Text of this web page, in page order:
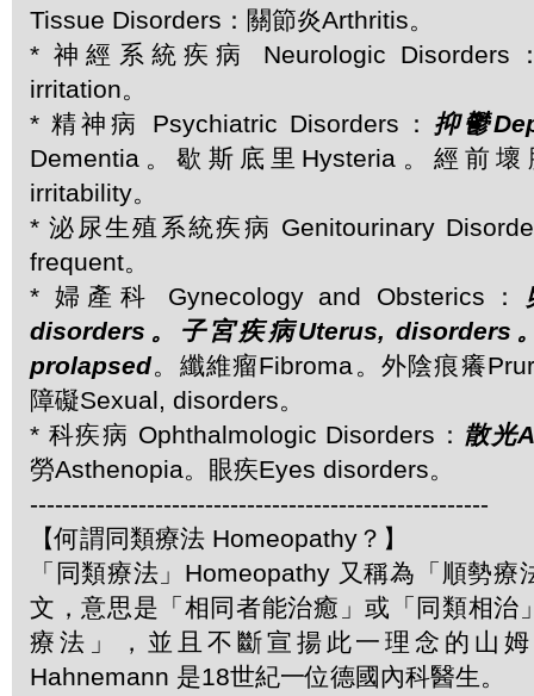
Tissue Disorders：關節炎Arthritis。
* 神經系統疾病 Neurologic Disorders
irritation。
* 精神病 Psychiatric Disorders： 抑鬱
Dementia。歇斯底里Hysteria。經前壞
irritability。
* 泌尿生殖系統疾病 Genitourinary
frequent。
* 婦產科 Gynecology and Obsterics：
disorders。子宮疾病Uterus, disorders
prolapsed。纖維瘤Fibroma。外陰痕癢
障礙Sexual, disorders。
* 科疾病 Ophthalmologic Disorders： 散光
勞Asthenopia。眼疾Eyes disorders。
-------------------------------------------------------
【何謂同類療法 Homeopathy？】
「同類療法」Homeopathy 又稱為「順勢療
文，意思是「相同者能治癒」或「同類相治
療法」，並且不斷宣揚此一理念的山
Hahnemann 是18世紀一位德國內科醫生。